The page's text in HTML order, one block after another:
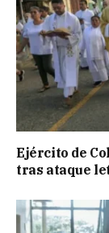
Ejército de
tras ataque